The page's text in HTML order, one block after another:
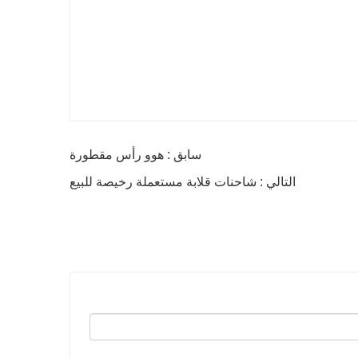
سابق : هوو رأس مقطورة
التالي : شاحنات قلابة مستعملة رخيصة للبيع